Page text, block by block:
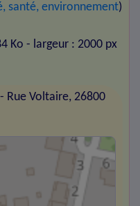
santé, environnement)
Ko - largeur : 2000 px
- Rue Voltaire, 26800